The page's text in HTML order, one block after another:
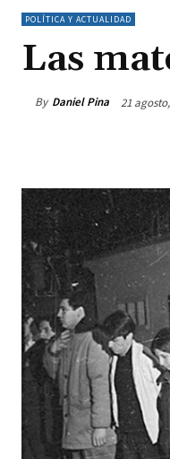
POLÍTICA Y ACTUALIDAD
Las
By Daniel Pina 21